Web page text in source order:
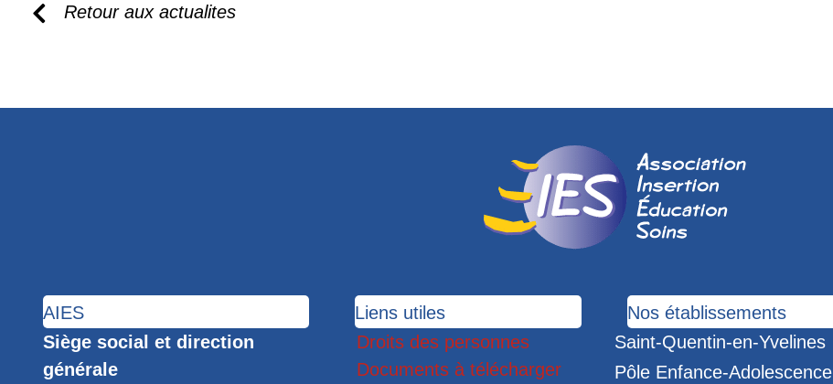
Retour aux actualites
AIES Liens utiles
Nos établissements
Siège social et direction
générale
Droits des personnes
Documents à télécharger
Saint-Quentin-en-Yvelines
Pôle Enfance-Adolescence